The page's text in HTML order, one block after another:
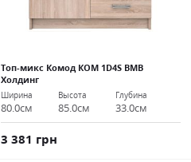
Топ-микс Комод КОМ 1D4S ВМВ
Холдинг
Ширина
80.0см
Высота
85.0см
Глубина
33.0см
3 381 грн